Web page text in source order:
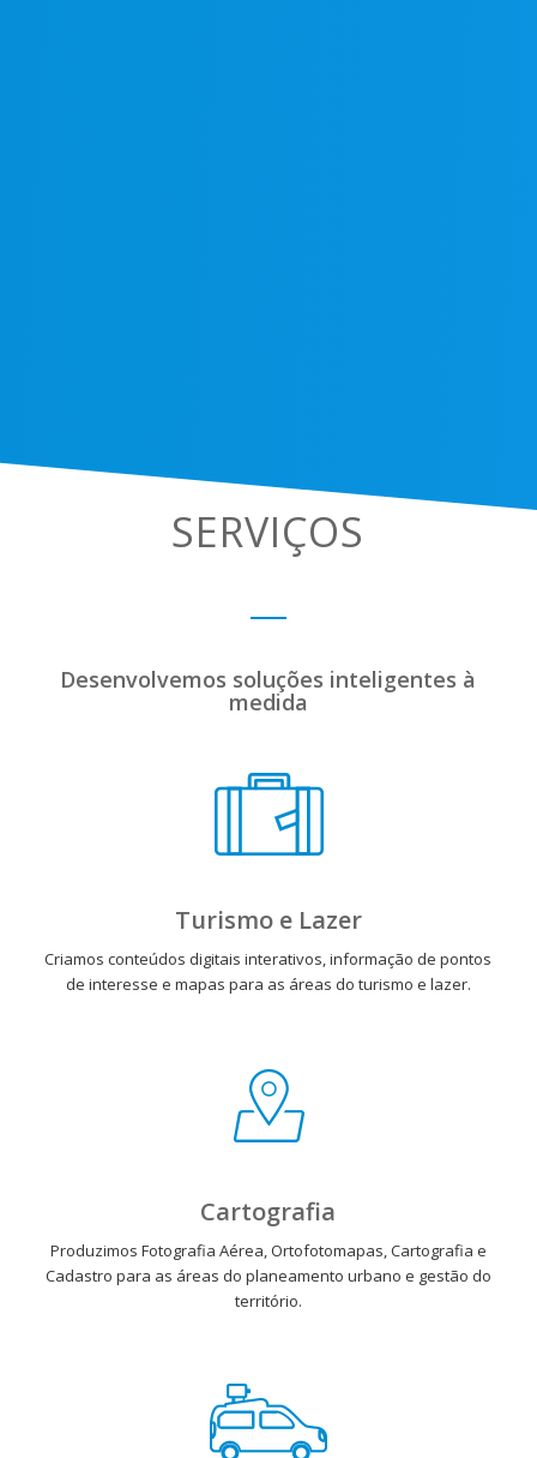
SERVIÇOS
Desenvolvemos soluções inteligentes à
medida
Turismo e Lazer
Criamos conteúdos digitais interativos, informação de pontos
de interesse e mapas para as áreas do turismo e lazer.
Cartografia
Produzimos Fotografia Aérea, Ortofotomapas, Cartografia e
Cadastro para as áreas do planeamento urbano e gestão do
território.